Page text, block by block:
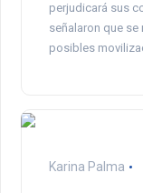
perjudicará sus
señalaron que se
posibles
Karina Palma